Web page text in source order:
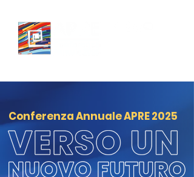
Conferenza Annuale APRE 2025